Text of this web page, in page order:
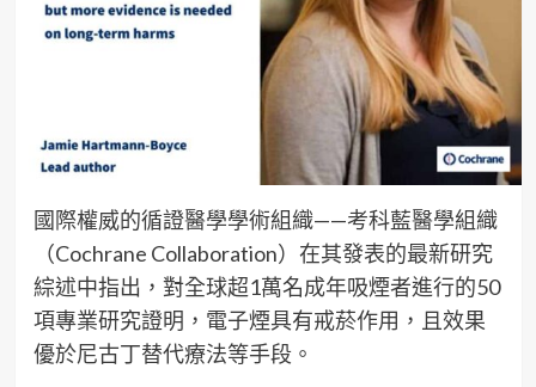
國際權威的循證醫學學術組織——考科藍醫學組織
（Cochrane Collaboration）在其發表的最新研究
綜述中指出，對全球超1萬名成年吸煙者進行的50
項專業研究證明，電子煙具有戒菸作用，且效果
優於尼古丁替代療法等手段。